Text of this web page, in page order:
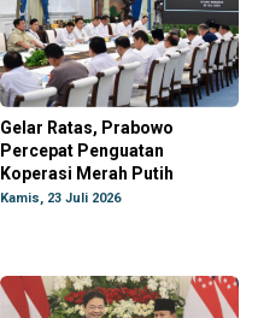
Gelar Ratas, Prabowo
Percepat Penguatan
Koperasi Merah Putih
Kamis, 23 Juli 2026